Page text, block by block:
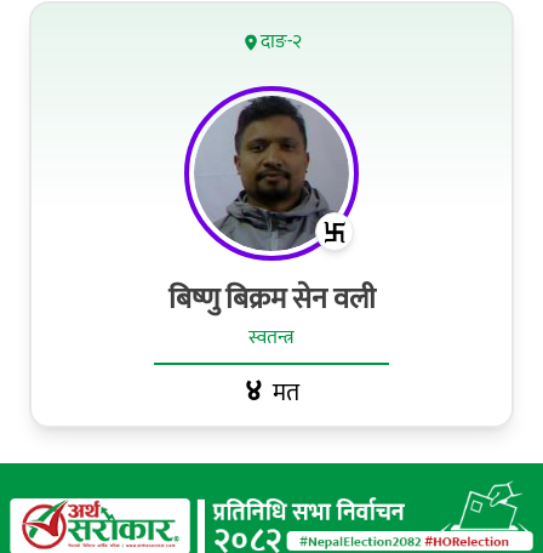
दाङ-२
बिष्णु बिक्रम सेन वली
स्वतन्त्र
४ मत